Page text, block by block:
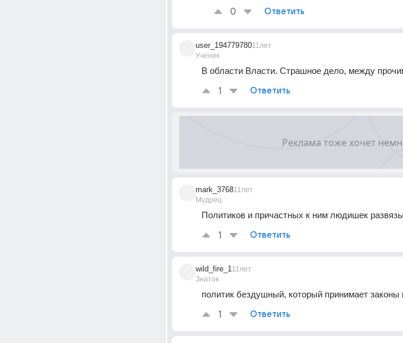
0 Ответить
user_194779780
Ученик
11лет
В области Власти. Страшное дело, между
1 Ответить
mark_3768
Мудрец
11лет
Политиков и причастных к ним людишек
1 Ответить
wild_fire_1
Знаток
11лет
политик бездушный, который принимает
1 Ответить